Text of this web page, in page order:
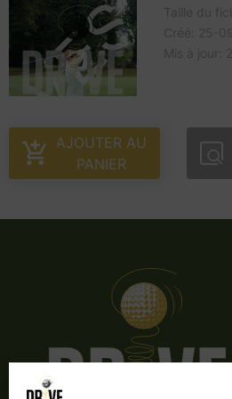
AJOUTER AU
PANIER